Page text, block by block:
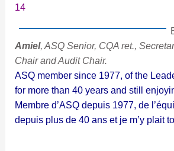
14
Amiel, ASQ Senior, CQA ret.,
Chair and Audit Chair.
ASQ member since 1977, of the
for more than 40 years and still
Membre d’ASQ depuis 1977, de
depuis plus de 40 ans et je m’y plait